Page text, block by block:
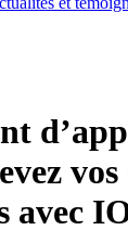
avec